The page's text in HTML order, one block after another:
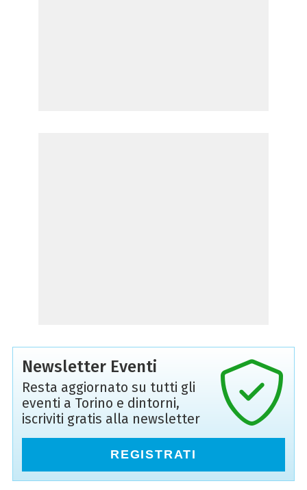
Newsletter Eventi
Resta aggiornato su tutti gli
eventi a Torino e dintorni,
iscriviti gratis alla newsletter
REGISTRATI